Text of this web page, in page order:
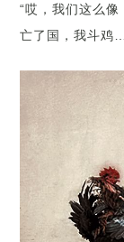
“哎，我们这么
亡了国，我斗鸡